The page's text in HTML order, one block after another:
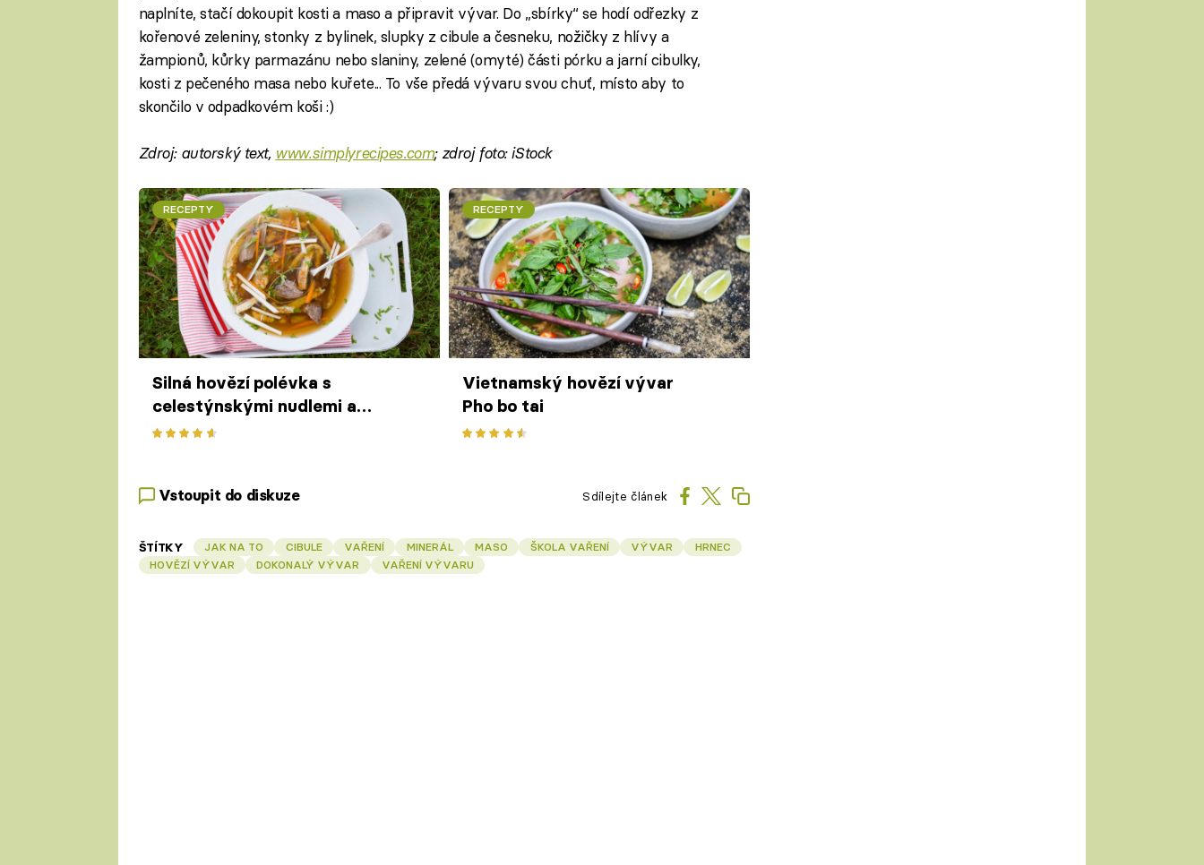
naplníte, stačí dokoupit kosti a maso a připravit vývar. Do „sbírky“ se hodí odřezky z
kořenové zeleniny, stonky z bylinek, slupky z cibule a česneku, nožičky z hlívy a
žampionů, kůrky parmazánu nebo slaniny, zelené (omyté) části pórku a jarní cibulky,
kosti z pečeného masa nebo kuřete... To vše předá vývaru svou chuť, místo aby to
skončilo v odpadkovém koši :)
Zdroj: autorský text, www.simplyrecipes.com; zdroj foto: iStock
RECEPTY
Silná hovězí polévka s
celestýnskými nudlemi a
restovanou zeleninou
RECEPTY
Vietnamský hovězí vývar
Pho bo tai
Vstoupit do diskuze Sdílejte článek
ŠTÍTKY JAK NA TO CIBULE VAŘENÍ MINERÁL MASO ŠKOLA VAŘENÍ VÝVAR
HRNEC
HOVĚZÍ VÝVAR
DOKONALÝ VÝVAR VAŘENÍ VÝVARU